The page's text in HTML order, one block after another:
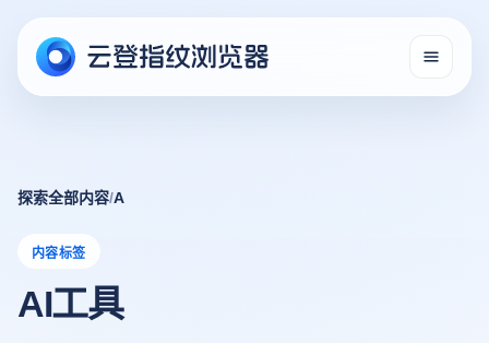
探索全部内容/A
内容标签
AI工具